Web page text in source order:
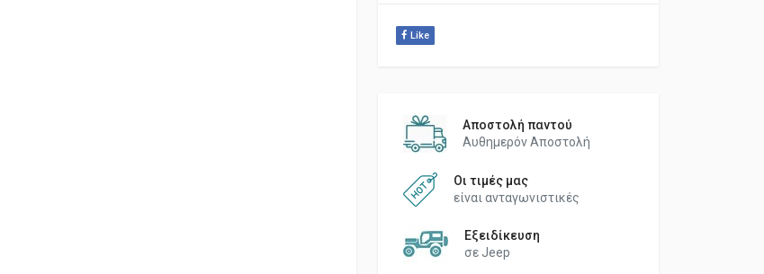
Like
Αποστολή παντού
Αυθημερόν Αποστολή
Οι τιμές μας
είναι ανταγωνιστικές
Εξειδίκευση
σε Jeep